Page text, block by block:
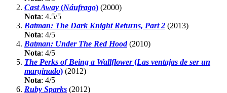
Cast Away (Náufrago) (2000)
Nota: 4.5/5
Batman: The Dark Knight Returns, Part 2 (2013)
Nota: 4/5
Batman: Under The Red Hood(2010)
Nota: 4/5
The Perks of Being a Wallflower(Las ventajas de ser un
marginado) (2012)
Nota: 4/5
Ruby Sparks (2012)